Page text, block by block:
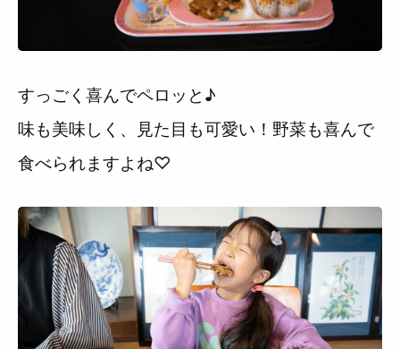
すっごく喜んでペロッと♪
味も美味しく、見た目も可愛い！野菜も喜んで
食べられますよね♡